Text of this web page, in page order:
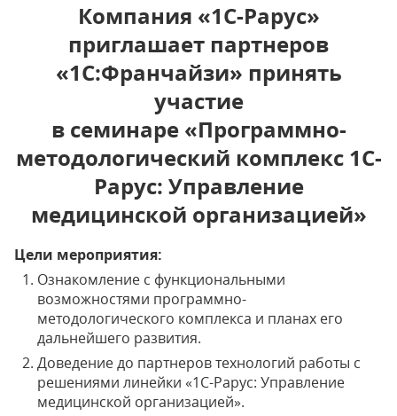
Компания «1С-Рарус»
приглашает партнеров
«1С:Франчайзи» принять
участие
в семинаре «Программно-
методологический комплекс 1С-
Рарус: Управление
медицинской организацией»
Цели мероприятия:
Ознакомление с функциональными
возможностями программно-
методологического комплекса и планах его
дальнейшего развития.
Доведение до партнеров технологий работы с
решениями линейки «1C-Рарус: Управление
медицинской организацией».